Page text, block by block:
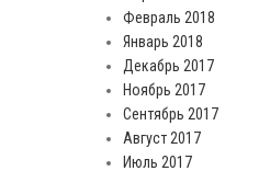
Февраль 2018
Январь 2018
Декабрь 2017
Ноябрь 2017
Сентябрь 2017
Август 2017
Июль 2017